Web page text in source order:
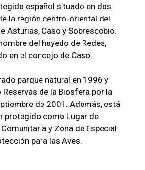
español situado en dos
la región centro-oriental del
Asturias, Caso y Sobrescobio.
del hayedo de Redes,
en el concejo de Caso.
parque natural en 1996 y
de la Biosfera por la
de 2001. Además, está
protegido como Lugar de
y Zona de Especial
para las Aves.